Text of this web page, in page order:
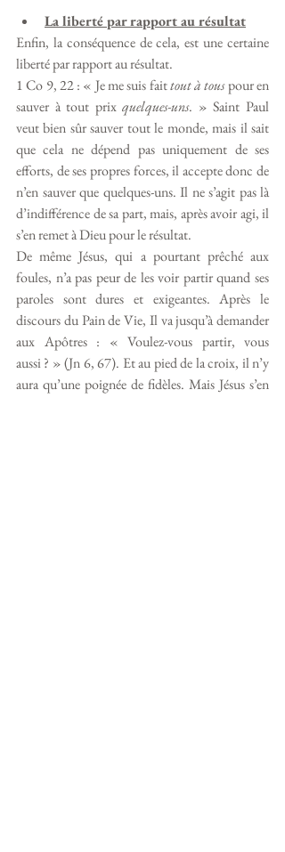
La liberté par rapport au résultat
Enfin, la conséquence de cela, est une certaine
liberté par rapport au résultat.
1 Co 9, 22 : « Je me suis fait tout à tous pour en
sauver à tout prix quelques-uns. » Saint Paul
veut bien sûr sauver tout le monde, mais il sait
que cela ne dépend pas uniquement de ses
efforts, de ses propres forces, il accepte donc de
n’en sauver que quelques-uns. Il ne s’agit pas là
d’indifférence de sa part, mais, après avoir agi, il
s’en remet à Dieu pour le résultat.
De même Jésus, qui a pourtant prêché aux
foules, n’a pas peur de les voir partir quand ses
paroles sont dures et exigeantes. Après le
discours du Pain de Vie, Il va jusqu’à demander
aux Apôtres : « Voulez-vous partir, vous
aussi ? » (Jn 6, 67). Et au pied de la croix, il n’y
aura qu’une poignée de fidèles. Mais Jésus s’en